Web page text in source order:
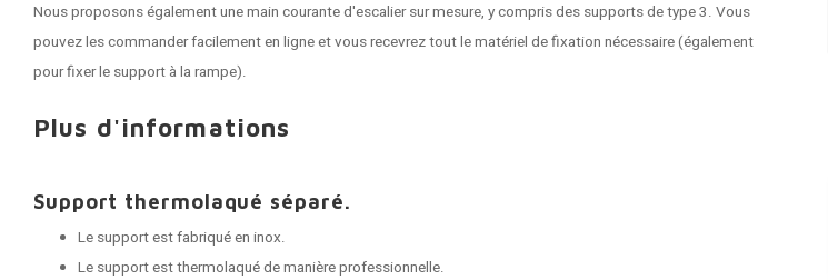
Nous proposons également une main courante d'escalier sur mesure, y compris des supports de type 3. Vous
pouvez les commander facilement en ligne et vous recevrez tout le matériel de fixation nécessaire (également
pour fixer le support à la rampe).
Plus d'informations
Support thermolaqué séparé.
Le support est fabriqué en inox.
Le support est thermolaqué de manière professionnelle.